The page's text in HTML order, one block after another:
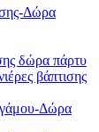
Δώρα
δώρα πάρτυ
βάπτισης
Δώρα